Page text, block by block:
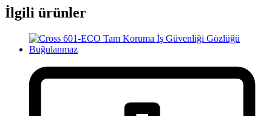
İlgili ürünler